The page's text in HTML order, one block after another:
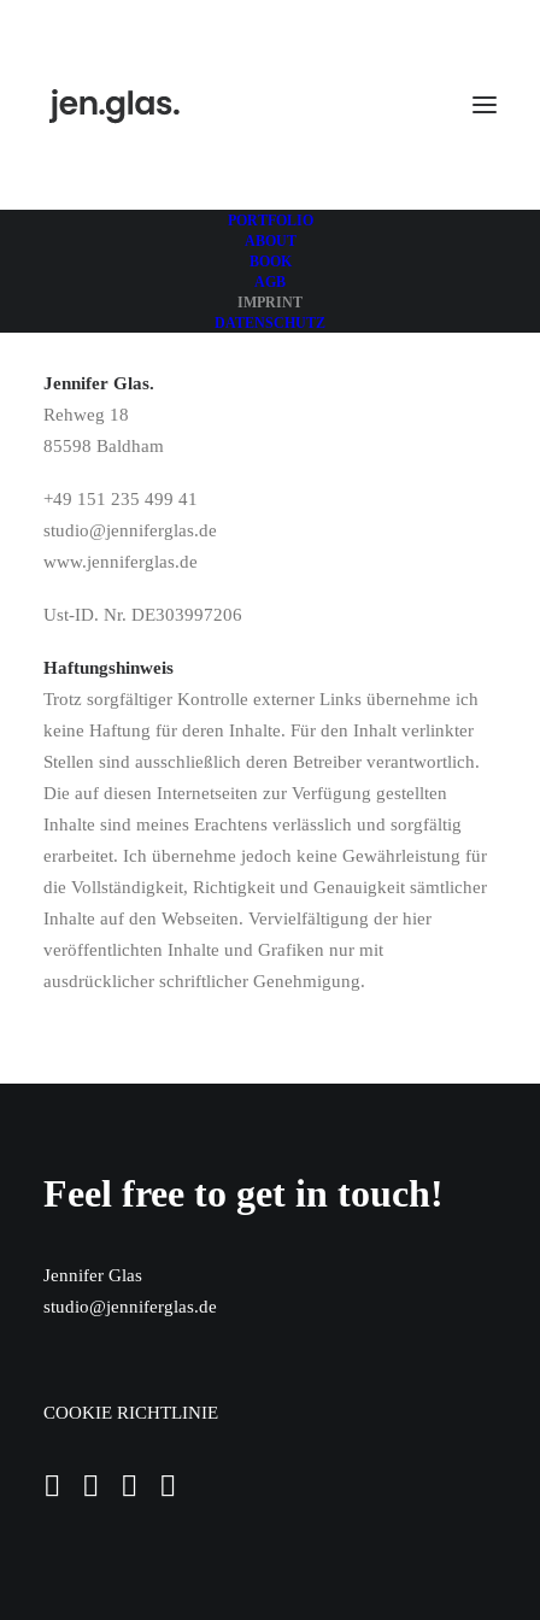
PORTFOLIO
ABOUT
BOOK
AGB
IMPRINT
DATENSCHUTZ
Jennifer Glas.
Rehweg 18
85598 Baldham
+49 151 235 499 41
studio@jenniferglas.de
www.jenniferglas.de
Ust-ID. Nr. DE303997206
Haftungshinweis
Trotz sorgfältiger Kontrolle externer Links übernehme ich
keine Haftung für deren Inhalte. Für den Inhalt verlinkter
Stellen sind ausschließlich deren Betreiber verantwortlich.
Die auf diesen Internetseiten zur Verfügung gestellten
Inhalte sind meines Erachtens verlässlich und sorgfältig
erarbeitet. Ich übernehme jedoch keine Gewährleistung für
die Vollständigkeit, Richtigkeit und Genauigkeit sämtlicher
Inhalte auf den Webseiten. Vervielfältigung der hier
veröffentlichten Inhalte und Grafiken nur mit
ausdrücklicher schriftlicher Genehmigung.
Feel free to get in touch!
Jennifer Glas
studio@jenniferglas.de
COOKIE RICHTLINIE